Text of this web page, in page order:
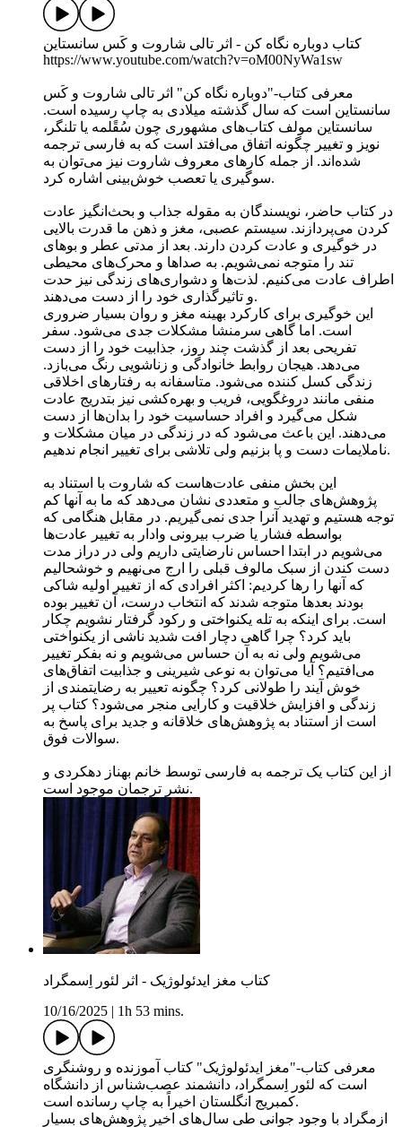
کتاب دوباره نگاه کن - اثر تالی شاروت و کَس سانستاین
https://www.youtube.com/watch?v=oM00NyWa1sw
معرفی کتاب-"دوباره نگاه کن" اثر تالی شاروت و کَس
سانستاین است که سال گذشته میلادی به چاپ رسیده است.
سانستاین مولف کتاب‌های مشهوری چون سُقًلمه یا تلنگر،
نویز و تغییر چگونه اتفاق می‌افتد است که به فارسی ترجمه
شده‌اند. از جمله کارهای معروف شاروت نیز می‌توان به
سوگیری یا تعصب خوش‌بینی اشاره کرد.
در کتاب حاضر، نویسندگان به مقوله جذاب و بحث‌انگیز عادت
کردن می‌پردازند. سیستم عصبی، مغز و ذهن ما قدرت بالایی
در خوگیری و عادت کردن دارند. بعد از مدتی عطر و بوهای
تند را متوجه نمی‌شویم. به صداها و محرک‌های محیطی
اطراف عادت می‌کنیم. لذت‌ها و دشواری‌های زندگی نیز حدت
و تاثیرگذاری خود را از دست می‌دهند.
این خوگیری برای کارکرد بهینه مغز و روان بسیار ضروری
است. اما گاهی سرمنشا مشکلات جدی می‌شود. سفر
تفریحی بعد از گذشت چند روز، جذابیت خود را از دست
می‌دهد. هیجان روابط خانوادگی و زناشویی رنگ می‌بازد.
زندگی کسل کننده می‌شود. متاسفانه به رفتارهای اخلاقی
منفی مانند دروغگویی، فریب و بهره‌کشی نیز بتدریج عادت
شکل‌ می‌گیرد و افراد حساسیت خود را بدان‌ها از دست
می‌دهند. این باعث می‌شود که در زندگی در میان مشکلات و
ناملایمات دست و پا بزنیم ولی تلاشی برای تغییر انجام ندهیم.
این بخش منفی عادت‌هاست که شاروت با استناد به
پژوهش‌های جالب و متعددی نشان می‌دهد که ما به آنها کم
توجه هستیم و تهدید آنرا جدی نمی‌گیریم. در مقابل هنگامی که
بواسطه فشار یا ضرب بیرونی وادار به تغییر عادت‌ها
می‌شویم در ابتدا احساس نارضایتی داریم ولی در دراز مدت
دست کندن از سبک مالوف قبلی را ارج می‌نهیم و خوشحالیم
که آنها را رها کردیم: اکثر افرادی که از تغییر اولیه شاکی
بودند بعدها متوجه شدند که انتخاب درست، آن تغییر بوده
است. برای اینکه به تله یکنواختی و رکود گرفتار نشویم چکار
باید کرد؟ چرا گاهی دچار افت شدید ناشی از یکنواختی
می‌شویم ولی نه به آن حساس می‌شویم و نه بفکر تغییر
می‌افتیم؟ آیا می‌توان به نوعی شیرینی و جذابیت اتفاق‌های
خوش آیند را طولانی کرد؟ چگونه تعییر به رضایتمندی از
زندگی و افزایش خلاقیت و کارایی منجر می‌شود؟ کتاب پر
است از استناد به پژوهش‌های خلاقانه و جدید برای پاسخ به
سوالات فوق.
از این کتاب یک ترجمه به فارسی توسط خانم بهناز دهکردی و
نشر ترجمان موجود است.
کتاب مغز ایدئولوژیک - اثر لئور اِسمگراد
10/16/2025
1h 53 mins.
معرفی کتاب-"مغز ایدئولوژیک" کتاب آموزنده و روشنگری
است که لئور اِسمگراد، دانشمند عصب‌شناس از دانشگاه
کمبریج انگلستان اخیراً به چاپ رسانده است.
ازمگراد با وجود جوانی طی سال‌های اخیر پژوهش‌های بسیار